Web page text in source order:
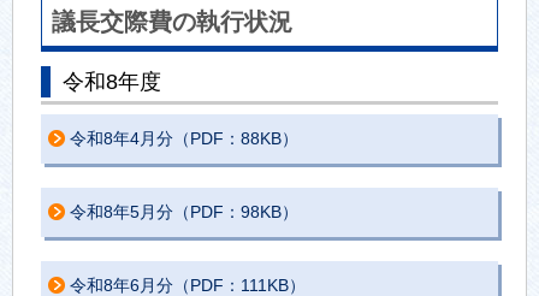
議長交際費の執行状況
令和8年度
令和8年4月分（PDF：88KB）
令和8年5月分（PDF：98KB）
令和8年6月分（PDF：111KB）